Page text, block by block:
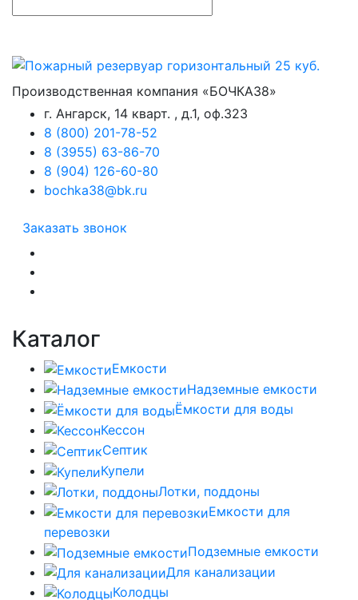
Производственная компания «БОЧКА38»
г. Ангарск, 14 кварт. , д.1, оф.323
8 (800) 201-78-52
8 (3955) 63-86-70
8 (904) 126-60-80
bochka38@bk.ru
Заказать звонок
Каталог
Емкости
Надземные емкости
Ёмкости для воды
Кессон
Септик
Купели
Лотки, поддоны
Емкости для
перевозки
Подземные емкости
Для канализации
Колодцы